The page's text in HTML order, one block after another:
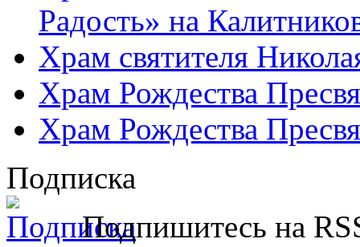
Радость» на
Храм святителя
Храм Рождества
Храм Рождества
Подписка
Подпишитесь на